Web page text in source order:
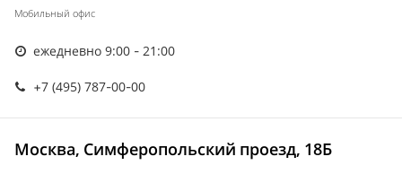
Мобильный офис
ежедневно 9:00 - 21:00
+7 (495) 787-00-00
Москва, Симферопольский проезд, 18Б